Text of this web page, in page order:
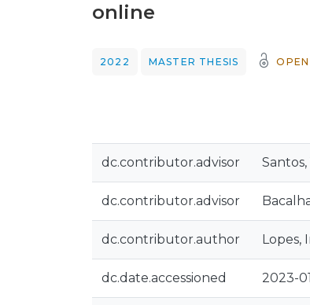
online
2022 MASTER THESIS OPEN
dc.contributor.advisor
dc.contributor.advisor
dc.contributor.author Lopes,
dc.date.accessioned 2023-